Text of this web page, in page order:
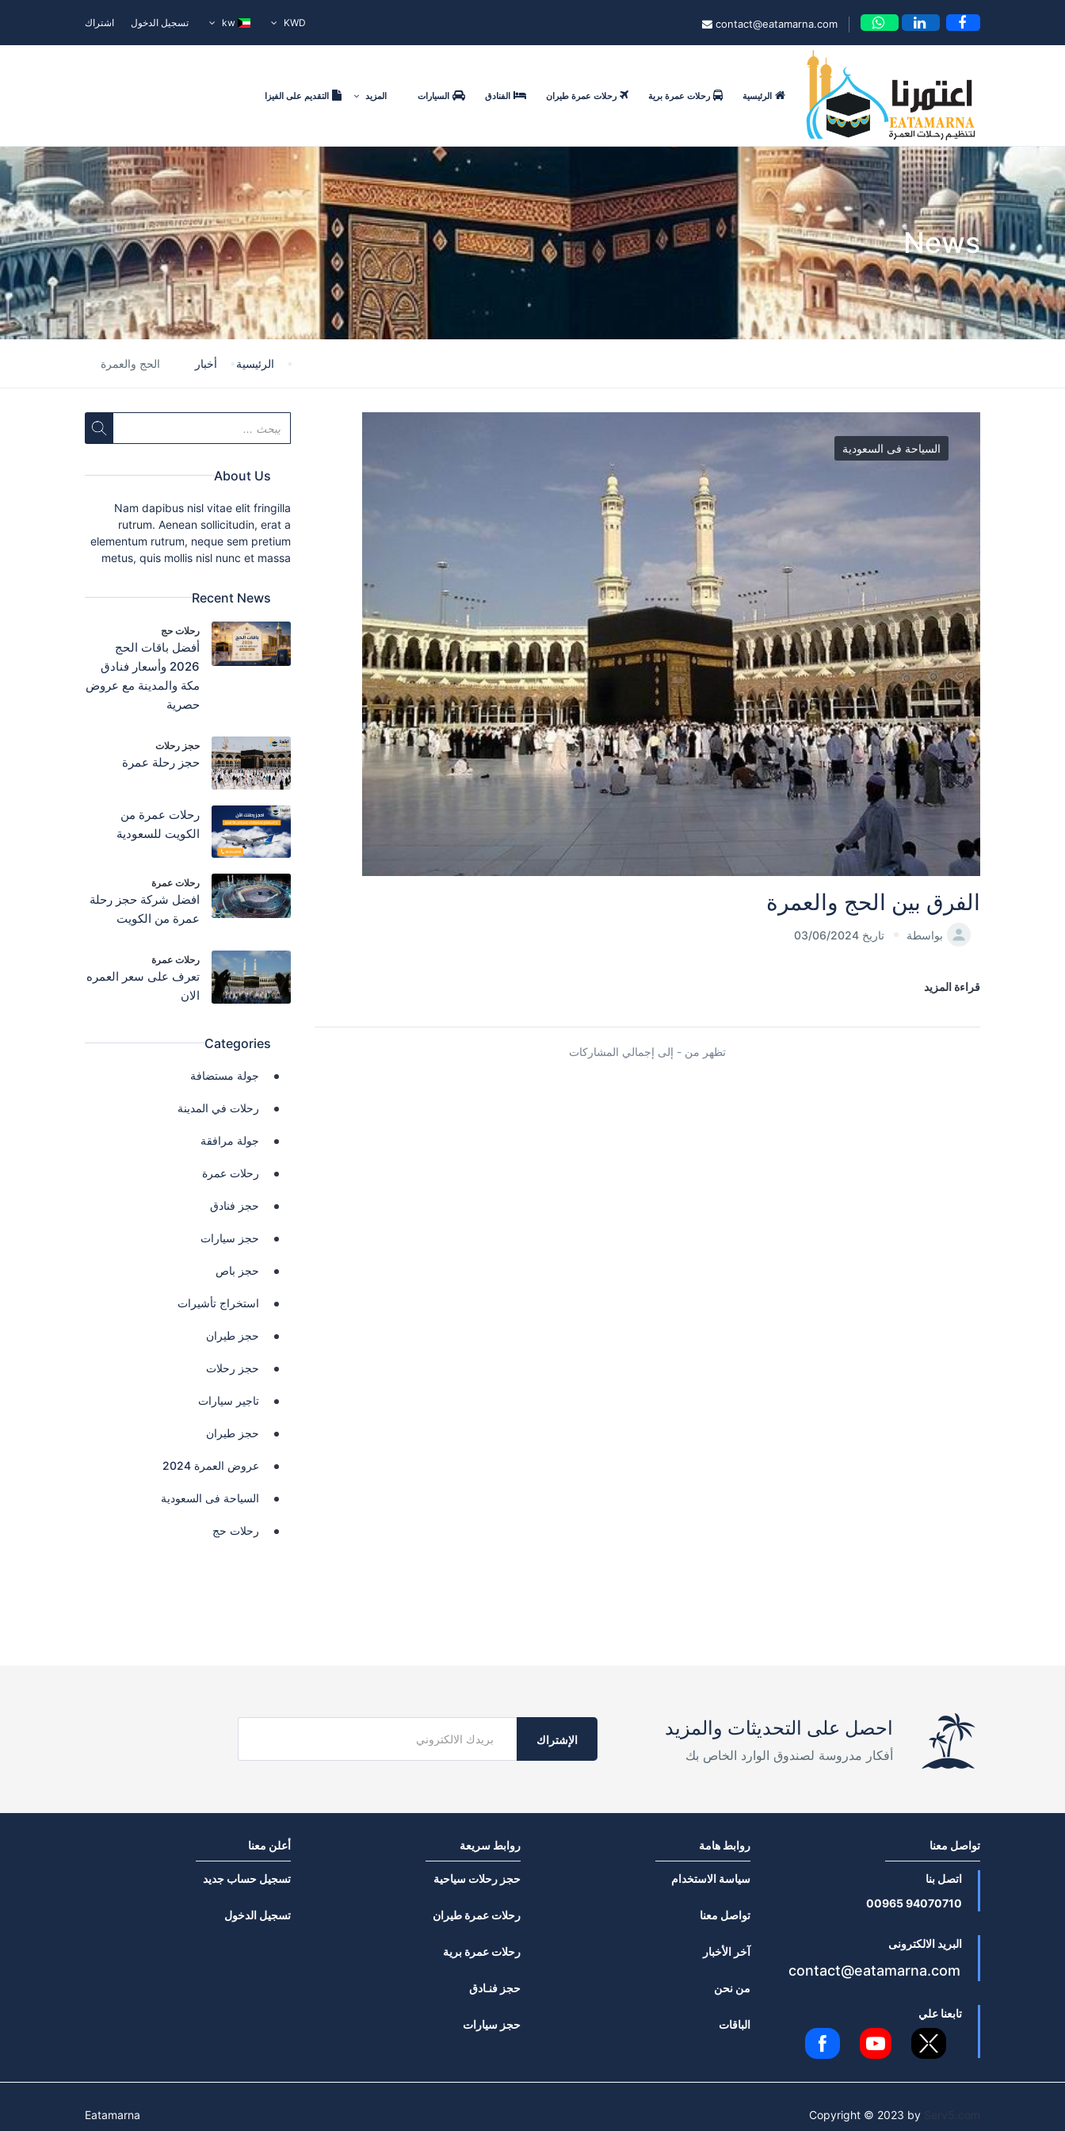
contact@eatamarna.com
KWD تسجيل الدخول اشتراك
الرئيسية رحلات عمرة برية رحلات عمرة طيران الفنادق السيارات المزيد التقديم على الفيزا
News
الرئيسية أخبار الحج والعمرة
السياحة فى السعودية
الفرق بين الحج والعمرة
بواسطة تاريخ 03/06/2024
قراءة المزيد
تظهر من - إلى إجمالي المشاركات
About Us
Nam dapibus nisl vitae elit fringilla
rutrum. Aenean sollicitudin, erat a
elementum rutrum, neque sem pretium
metus, quis mollis nisl nunc et massa
Recent News
رحلات حج
أفضل باقات الحج
2026 وأسعار فنادق
مكة والمدينة مع عروض
حصرية
حجز رحلات
حجز رحلة عمرة
رحلات عمرة من
الكويت للسعودية
رحلات عمرة
افضل شركة حجز رحلة
عمرة من الكويت
رحلات عمرة
تعرف على سعر العمره
الان
Categories
جولة مستضافة
رحلات في المدينة
جولة مرافقة
رحلات عمرة
حجز فنادق
حجز سيارات
حجز باص
استخراج تأشيرات
حجز طيران
حجز رحلات
تاجير سيارات
حجز طيران
عروض العمرة 2024
السياحة فى السعودية
رحلات حج
احصل على التحديثات والمزيد
أفكار مدروسة لصندوق الوارد الخاص بك
الإشتراك
تواصل معنا
اتصل بنا
94070710 00965
البريد الالكترونى
contact@eatamarna.com
تابعنا علي
روابط هامة
سياسة الاستخدام
تواصل معنا
آخر الأخبار
من نحن
الباقات
روابط سريعة
حجز رحلات سياحية
رحلات عمرة طيران
رحلات عمرة برية
حجز فنـادق
حجز سيارات
أعلن معنا
تسجيل حساب جديد
تسجيل الدخول
Copyright © 2023 by
Eatamarna